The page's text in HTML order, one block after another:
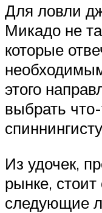
Для ловли
Микадо не
которые
этого
выбрать
Из удочек,
рынке,
следующие